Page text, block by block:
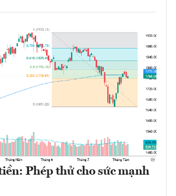
Phép thử cho sức mạnh